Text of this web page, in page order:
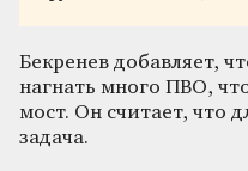
Бекренев добавляет,
нагнать много ПВО,
мост. Он считает, что
задача.